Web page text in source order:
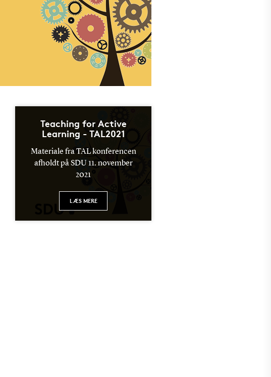
Teaching for Active
Learning - TAL2021
Materiale fra TAL konferencen
afholdt på SDU 11. november
2021
LÆS MERE